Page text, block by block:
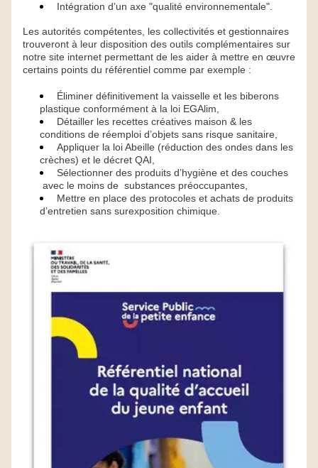
Intégration d’un axe "qualité environnementale".
Les autorités compétentes, les collectivités et gestionnaires
trouveront à leur disposition des outils complémentaires sur
notre site internet permettant de les aider à mettre en œuvre
certains points du référentiel comme par exemple :
Éliminer définitivement la vaisselle et les biberons
plastique conformément à la loi EGAlim,
Détailler les recettes créatives maison & les
conditions de réemploi d’objets sans risque sanitaire,
Appliquer la loi Abeille (réduction des ondes dans les
crèches) et le décret QAI,
Sélectionner des produits d’hygiène et des couches
avec le moins de  substances préoccupantes,
Mettre en place des protocoles et achats de produits
d’entretien sans surexposition chimique.